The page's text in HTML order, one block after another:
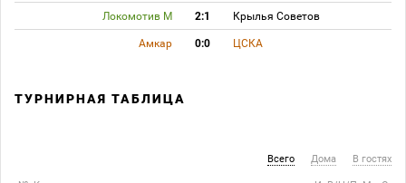
Локомотив М 2:1 Крылья Советов
Амкар 0:0 ЦСКА
ТУРНИРНАЯ ТАБЛИЦА
Всего Дома В гостях